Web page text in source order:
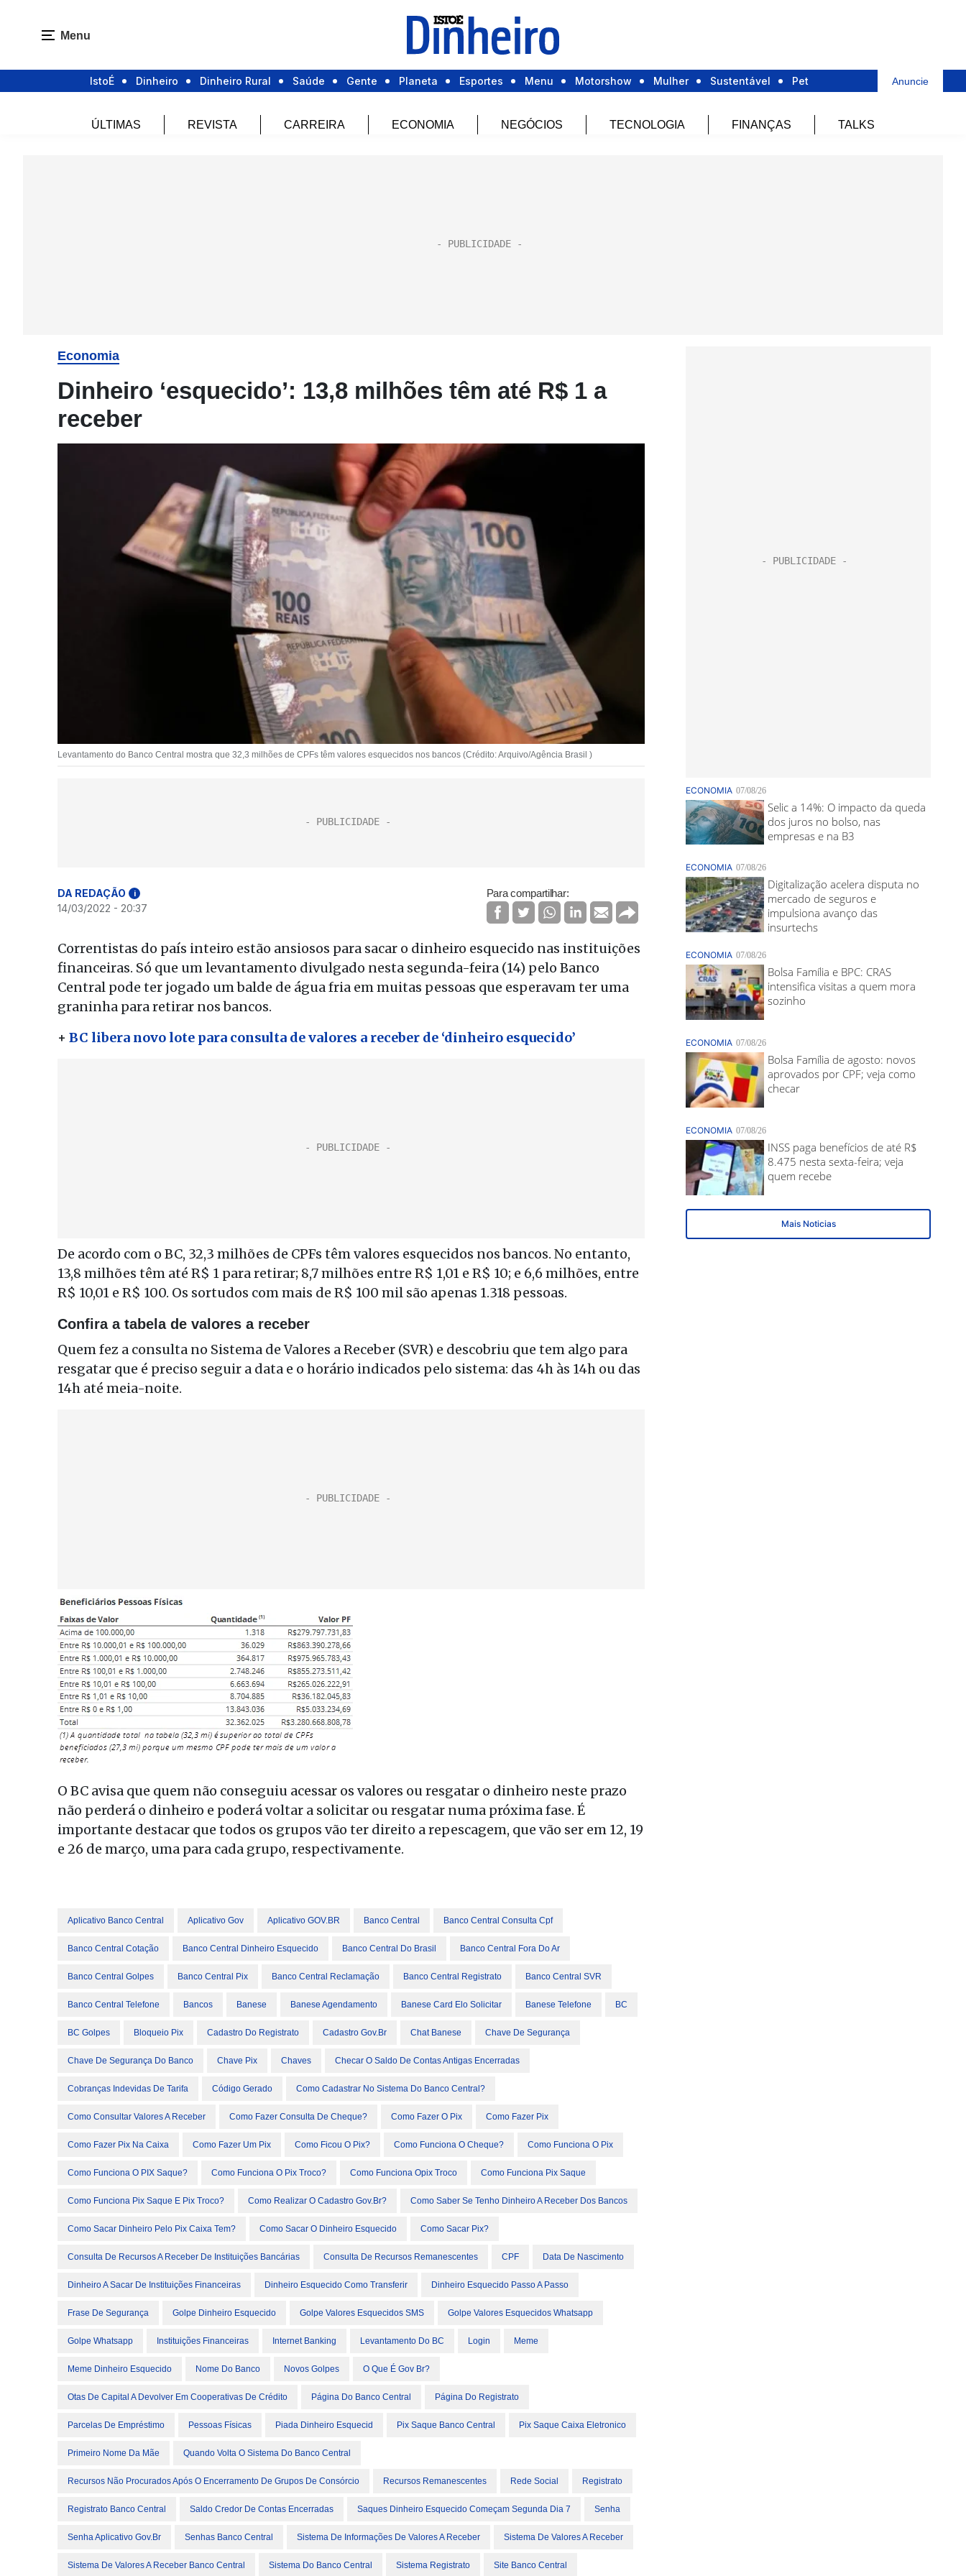
Menu
IstoÉ Dinheiro Dinheiro Rural Saúde Gente Planeta Esportes Menu Motorshow Mulher Sustentável Pet Anuncie
ÚLTIMAS REVISTA CARREIRA ECONOMIA NEGÓCIOS TECNOLOGIA FINANÇAS TALKS
Economia
Dinheiro ‘esquecido’: 13,8 milhões têm até R$ 1 a
receber
Levantamento do Banco Central mostra que 32,3 milhões de CPFs têm valores esquecidos nos bancos (Crédito: Arquivo/Agência Brasil )
DA REDAÇÃO i
14/03/2022 - 20:37
Para compartilhar:
Correntistas do país inteiro estão ansiosos para sacar o dinheiro esquecido nas instituições
financeiras. Só que um levantamento divulgado nesta segunda-feira (14) pelo Banco
Central pode ter jogado um balde de água fria em muitas pessoas que esperavam ter uma
graninha para retirar nos bancos.
+ BC libera novo lote para consulta de valores a receber de ‘dinheiro esquecido’
De acordo com o BC, 32,3 milhões de CPFs têm valores esquecidos nos bancos. No entanto,
13,8 milhões têm até R$ 1 para retirar; 8,7 milhões entre R$ 1,01 e R$ 10; e 6,6 milhões, entre
R$ 10,01 e R$ 100. Os sortudos com mais de R$ 100 mil são apenas 1.318 pessoas.
Confira a tabela de valores a receber
Quem fez a consulta no Sistema de Valores a Receber (SVR) e descobriu que tem algo para
resgatar que é preciso seguir a data e o horário indicados pelo sistema: das 4h às 14h ou das
14h até meia-noite.
O BC avisa que quem não conseguiu acessar os valores ou resgatar o dinheiro neste prazo
não perderá o dinheiro e poderá voltar a solicitar ou resgatar numa próxima fase. É
importante destacar que todos os grupos vão ter direito a repescagem, que vão ser em 12, 19
e 26 de março, uma para cada grupo, respectivamente.
Aplicativo Banco Central Aplicativo Gov Aplicativo GOV.BR Banco Central Banco Central Consulta Cpf
Banco Central Cotação Banco Central Dinheiro Esquecido Banco Central Do Brasil Banco Central Fora Do Ar
Banco Central Golpes Banco Central Pix Banco Central Reclamação Banco Central Registrato Banco Central SVR
Banco Central Telefone Bancos Banese Banese Agendamento Banese Card Elo Solicitar Banese Telefone BC
BC Golpes Bloqueio Pix Cadastro Do Registrato Cadastro Gov.br Chat Banese Chave De Segurança
Chave De Segurança Do Banco Chave Pix Chaves Checar O Saldo De Contas Antigas Encerradas
Cobranças Indevidas De Tarifa Código Gerado Como Cadastrar No Sistema Do Banco Central?
Como Consultar Valores A Receber Como Fazer Consulta De Cheque? Como Fazer O Pix Como Fazer Pix
Como Fazer Pix Na Caixa Como Fazer Um Pix Como Ficou O Pix? Como Funciona O Cheque? Como Funciona O Pix
Como Funciona O PIX Saque? Como Funciona O Pix Troco? Como Funciona Opix Troco Como Funciona Pix Saque
Como Funciona Pix Saque E Pix Troco? Como Realizar O Cadastro Gov.br? Como Saber Se Tenho Dinheiro A Receber Dos Bancos
Como Sacar Dinheiro Pelo Pix Caixa Tem? Como Sacar O Dinheiro Esquecido Como Sacar Pix?
Consulta De Recursos A Receber De Instituições Bancárias Consulta De Recursos Remanescentes CPF Data De Nascimento
Dinheiro A Sacar De Instituições Financeiras Dinheiro Esquecido Como Transferir Dinheiro Esquecido Passo A Passo
Frase De Segurança Golpe Dinheiro Esquecido Golpe Valores Esquecidos SMS Golpe Valores Esquecidos Whatsapp
Golpe Whatsapp Instituições Financeiras Internet Banking Levantamento Do BC Login Meme
Meme Dinheiro Esquecido Nome Do Banco Novos Golpes O Que É Gov Br?
Otas De Capital A Devolver Em Cooperativas De Crédito Página Do Banco Central Página Do Registrato
Parcelas De Empréstimo Pessoas Físicas Piada Dinheiro Esquecid Pix Saque Banco Central Pix Saque Caixa Eletronico
Primeiro Nome Da Mãe Quando Volta O Sistema Do Banco Central
Recursos Não Procurados Após O Encerramento De Grupos De Consórcio Recursos Remanescentes Rede Social Registrato
Registrato Banco Central Saldo Credor De Contas Encerradas Saques Dinheiro Esquecido Começam Segunda Dia 7 Senha
Senha Aplicativo Gov.br Senhas Banco Central Sistema De Informações De Valores A Receber Sistema De Valores A Receber
Sistema De Valores A Receber Banco Central Sistema Do Banco Central Sistema Registrato Site Banco Central